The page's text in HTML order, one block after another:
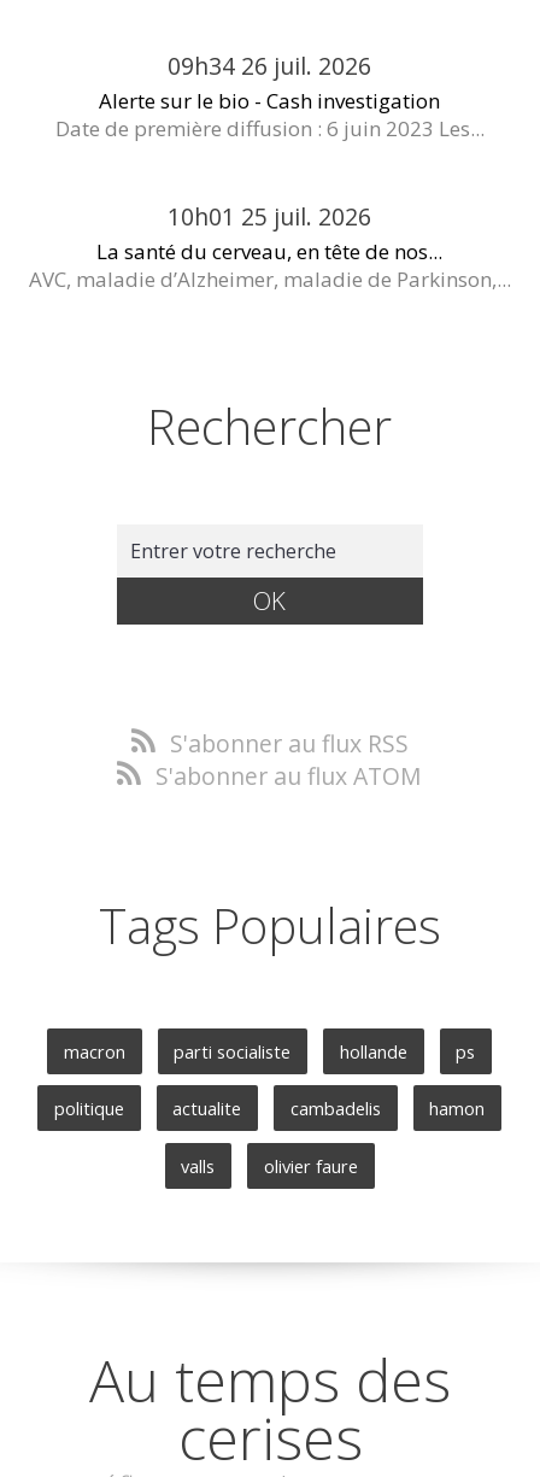
09h34 26 juil. 2026
Alerte sur le bio - Cash investigation
Date de première diffusion : 6 juin 2023 Les...
10h01 25 juil. 2026
La santé du cerveau, en tête de nos...
AVC, maladie d’Alzheimer, maladie de Parkinson,...
Rechercher
S'abonner au flux RSS
S'abonner au flux ATOM
Tags Populaires
macron parti socialiste hollande ps
politique actualite cambadelis hamon
valls olivier faure
Au temps des
cerises